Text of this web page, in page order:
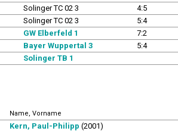
Solinger TC 02 3 4:5
Solinger TC 02 3 5:4
GW Elberfeld 1 7:2
Bayer Wuppertal 3 5:4
Solinger TB 1
Name, Vorname
Kern, Paul-Philipp (2001)